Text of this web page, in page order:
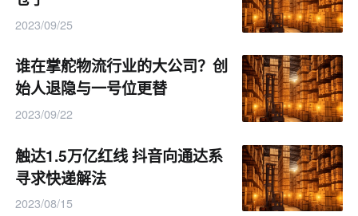
2023/09/25
谁在掌舵物流行业的大公司？创
始人退隐与一号位更替
2023/09/22
触达1.5万亿红线 抖音向通达系
寻求快递解法
2023/08/15